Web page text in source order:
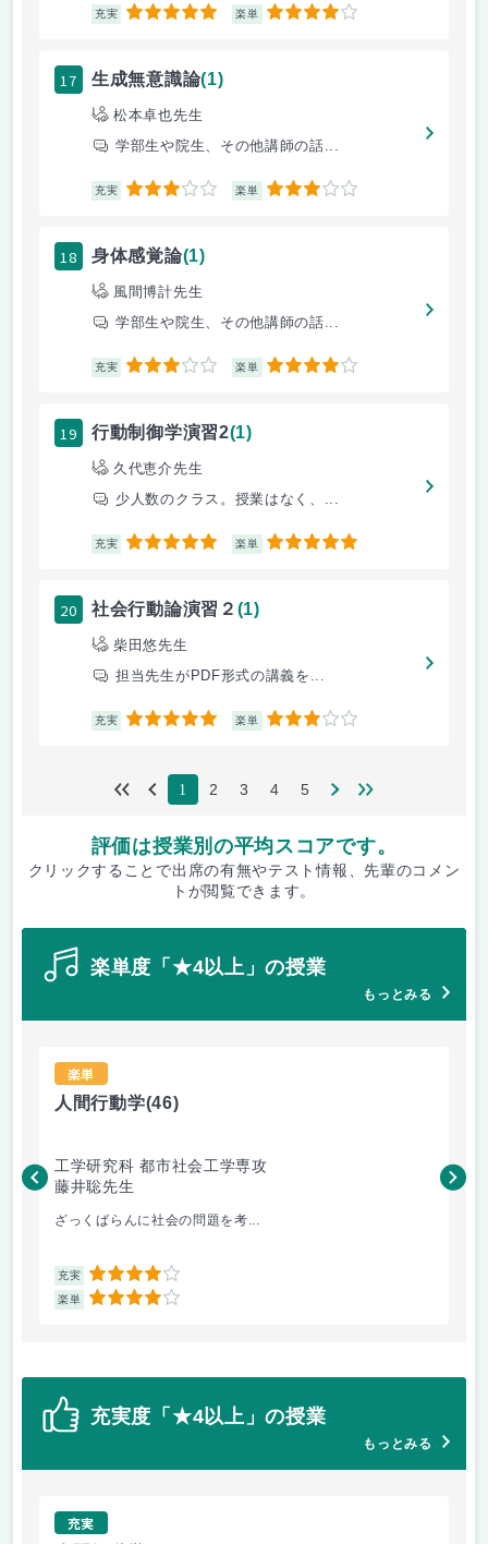
充実 5 楽単 4
17 生成無意識論(1)
松本卓也先生
学部生や院生、その他講師の話...
充実 3 楽単 3
18 身体感覚論(1)
風間博計先生
学部生や院生、その他講師の話...
充実 3 楽単 4
19 行動制御学演習2(1)
久代恵介先生
少人数のクラス。授業はなく、...
充実 5 楽単 5
20 社会行動論演習２ (1)
柴田悠先生
担当先生がPDF形式の講義を...
充実 5 楽単 3
1 2 3 4 5
評価は授業別の平均スコアです。
クリックすることで出席の有無やテスト情報、先輩のコメン
トが閲覧できます。
楽単度「★4以上」の授業
もっとみる
楽単
人間行動学(46)
工学研究科 都市社会工学専攻
藤井聡先生
ざっくばらんに社会の問題を考...
充実 4
楽単 4
藤
充実度「★4以上」の授業
もっとみる
充実